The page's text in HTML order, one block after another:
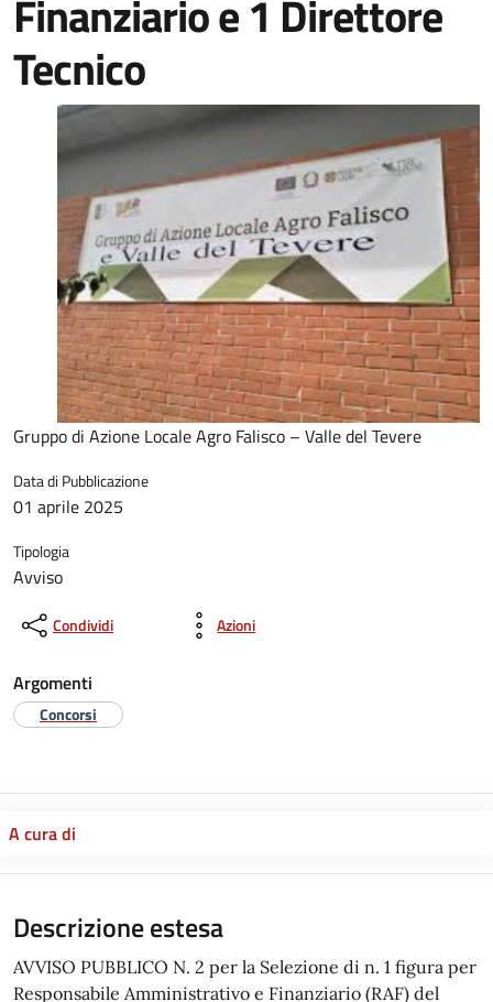
Finanziario e 1 Direttore
Tecnico
Gruppo di Azione Locale Agro Falisco – Valle del Tevere
Data di Pubblicazione
01 aprile 2025
Tipologia
Avviso
Condividi Azioni
Argomenti
Concorsi
A cura di
Descrizione estesa
AVVISO PUBBLICO N. 2 per la Selezione di n. 1 figura per
Responsabile Amministrativo e Finanziario (RAF) del